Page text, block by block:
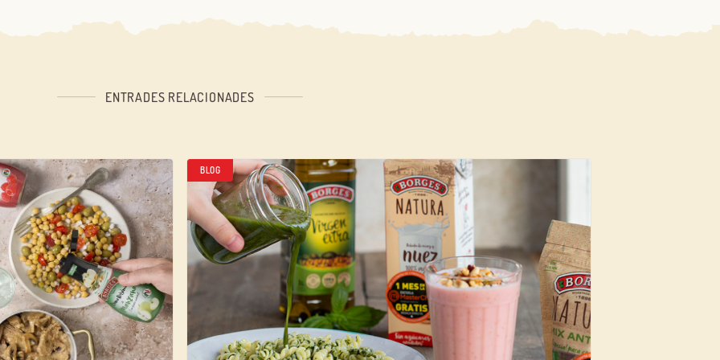
ENTRADES RELACIONADES
BLOG